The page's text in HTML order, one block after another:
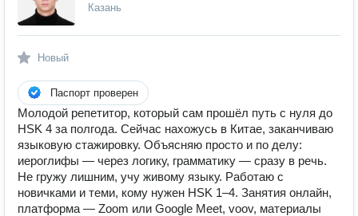
Казань
Новый
Паспорт проверен
Молодой репетитор, который сам прошёл путь с нуля до
HSK 4 за полгода. Сейчас нахожусь в Китае, заканчиваю
языковую стажировку. Объясняю просто и по делу:
иероглифы — через логику, грамматику — сразу в речь.
Не гружу лишним, учу живому языку. Работаю с
новичками и теми, кому нужен HSK 1–4. Занятия онлайн,
платформа — Zoom или Google Meet, voov, материалы